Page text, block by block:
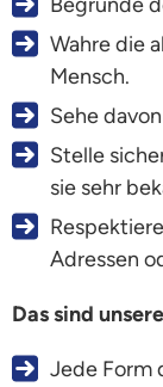
Wahre die
Mensch.
Sehe
Stelle
sie sehr
Adressen
Das sind
Jede Form